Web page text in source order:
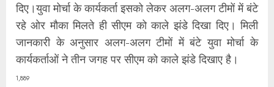
दिए।युवा मोर्चा के कार्यकर्ता इसको लेकर अलग-अलग टीमों में बंटे
रहे ओर मौका मिलते ही सीएम को काले झंडे दिखा दिए। मिली
जानकारी के अनुसार अलग-अलग टीमों में बंटे युवा मोर्चा के
कार्यकर्ताओं ने तीन जगह पर सीएम को काले झंडे दिखाए है।
1,889